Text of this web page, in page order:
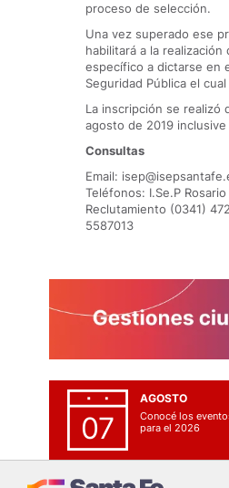
proceso de selección.
Una vez superado ese
habilitará a la realización
específico a dictarse en
Seguridad Pública el
La inscripción se realizó
agosto de 2019
Consultas
Email:
Teléfonos: I.Se.P
Reclutamiento (0341)
5587013
07
AGOSTO
Conocé los
para el 2026